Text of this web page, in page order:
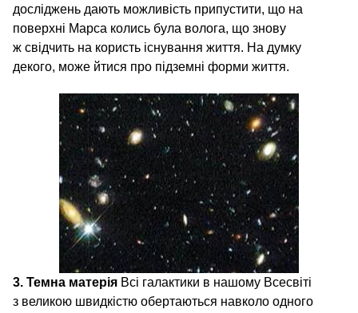
досліджень дають можливість припустити, що на
поверхні Марса колись була волога, що знову
ж свідчить на користь існування життя. На думку
декого, може йтися про підземні форми життя.
3. Темна матерія Всі галактики в нашому Всесвіті
з великою швидкістю обертаються навколо одного